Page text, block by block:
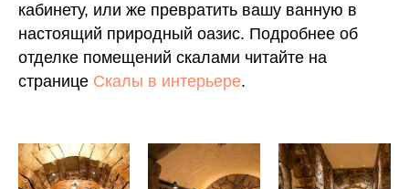
кабинету, или же превратить вашу ванную в
настоящий природный оазис. Подробнее об
отделке помещений скалами читайте на
странице Скалы в интерьере.